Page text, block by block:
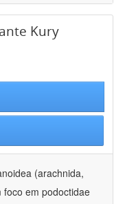
Kury
(arachnida,
em podoctidae